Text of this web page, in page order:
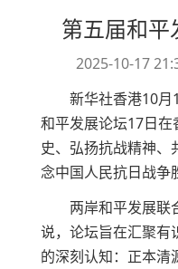
第五届和平
2025-10-17
新华社香港10月
和平发展论坛17日
史、弘扬抗战精神
念中国人民抗日战争
两岸和平发展联
说，论坛旨在汇聚有
的深刻认知：正本清